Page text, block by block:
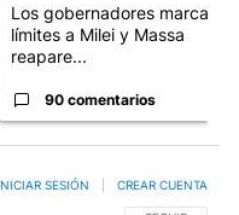
Los gobernadores marcan
límites a Milei y Massa
reapare...
90 comentarios
SESIÓN CREAR CUENTA